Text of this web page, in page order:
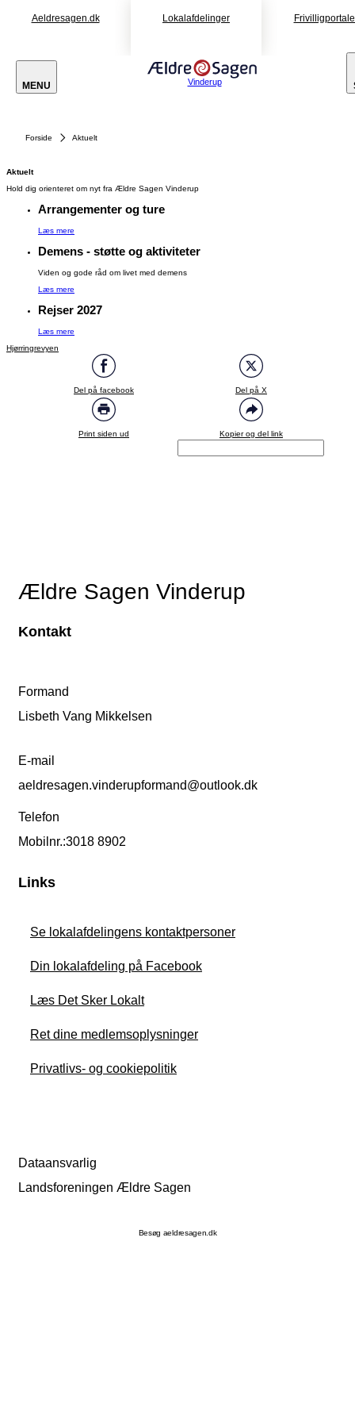
Aeldresagen.dk Lokalafdelinger
MENU Vinderup
Forside Aktuelt
Aktuelt
Hold dig orienteret om nyt fra Ældre Sagen Vinderup
Arrangementer og ture
Læs mere
Demens - støtte og aktiviteter
Viden og gode råd om livet med demens
Læs mere
Rejser 2027
Læs mere
Hjørringrevyen
Del på facebook Del på X
Print siden ud Kopier og del link
Ældre Sagen Vinderup
Kontakt
Formand
Lisbeth Vang Mikkelsen
E-mail
aeldresagen.vinderupformand@outlook.dk
Telefon
Mobilnr.:3018 8902
Links
Se lokalafdelingens kontaktpersoner
Din lokalafdeling på Facebook
Læs Det Sker Lokalt
Ret dine medlemsoplysninger
Privatlivs- og cookiepolitik
Dataansvarlig
Landsforeningen Ældre Sagen
Besøg aeldresagen.dk